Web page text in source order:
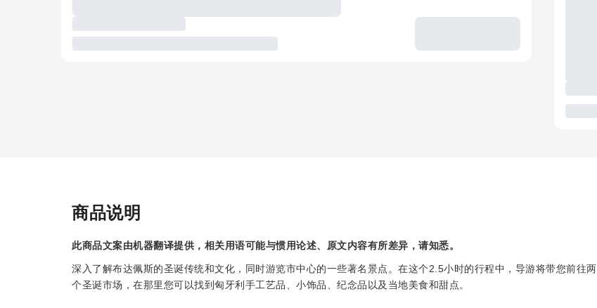
商品说明
此商品文案由机器翻译提供，相关用语可能与惯用论述、原文内容有所差异，请知悉。
深入了解布达佩斯的圣诞传统和文化，同时游览市中心的一些著名景点。在这个2.5小时的行程中，导游将带您前往两
个圣诞市场，在那里您可以找到匈牙利手工艺品、小饰品、纪念品以及当地美食和甜点。